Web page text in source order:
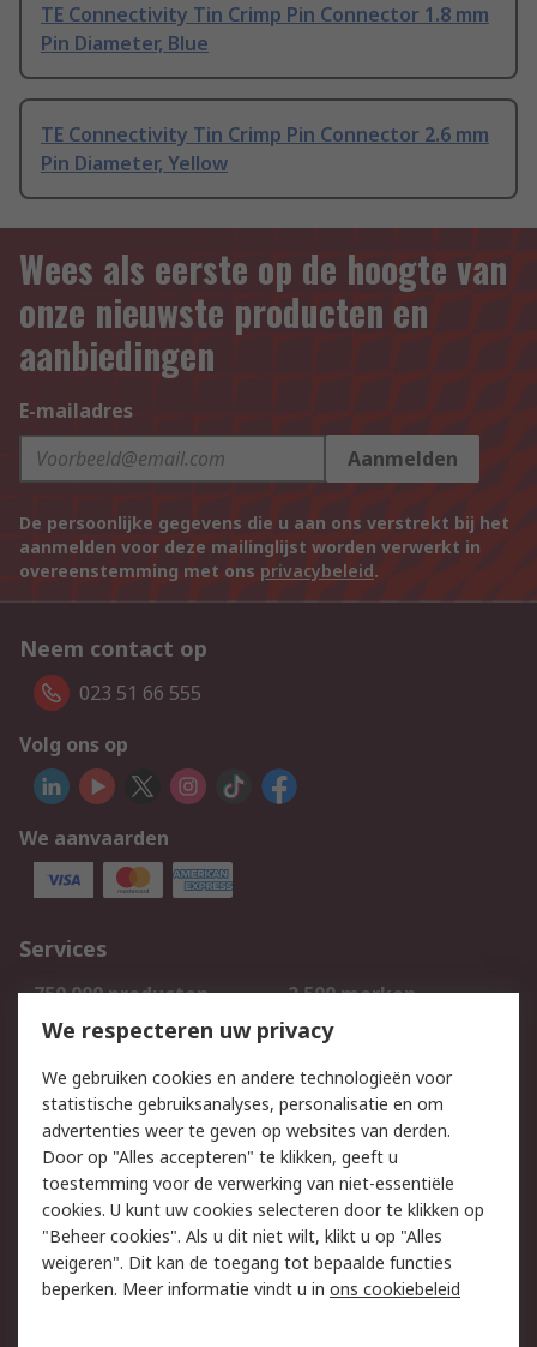
TE Connectivity Tin Crimp Pin Connector 1.8 mm
Pin Diameter, Blue
TE Connectivity Tin Crimp Pin Connector 2.6 mm
Pin Diameter, Yellow
Wees als eerste op de hoogte van
onze nieuwste producten en
aanbiedingen
E-mailadres
Aanmelden
De persoonlijke gegevens die u aan ons verstrekt bij het
aanmelden voor deze mailinglijst worden verwerkt in
overeenstemming met ons privacybeleid.
Neem contact op
023 51 66 555
Volg ons op
We aanvaarden
Services
750.000 producten
2.500 merken
Bestellen
Inkoopoplossingen
Track & Trace
Wettelijk
Cookiebeleid
Email veiligheid
Privacybeleid
Websitevoorwaarden
Algemene
verkoopvoorwaarden
We respecteren uw privacy
We gebruiken cookies en andere technologieën voor
statistische gebruiksanalyses, personalisatie en om
advertenties weer te geven op websites van derden.
Door op "Alles accepteren" te klikken, geeft u
toestemming voor de verwerking van niet-essentiële
cookies. U kunt uw cookies selecteren door te klikken op
"Beheer cookies". Als u dit niet wilt, klikt u op "Alles
weigeren". Dit kan de toegang tot bepaalde functies
beperken. Meer informatie vindt u in ons cookiebeleid